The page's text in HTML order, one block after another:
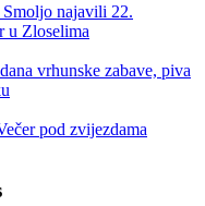
najavili 22.
u Zloselima
vrhunske zabave, piva
pod zvijezdama